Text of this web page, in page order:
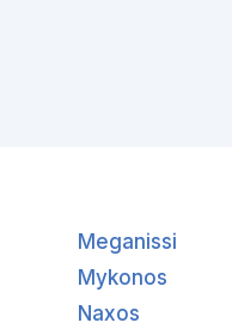
Meganissi
Mykonos
Naxos